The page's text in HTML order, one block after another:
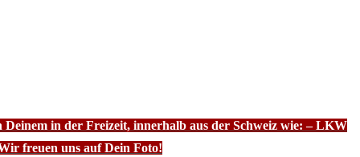
in der Freizeit, innerhalb aus der Schweiz wie: – LKW
freuen uns auf Dein Foto!